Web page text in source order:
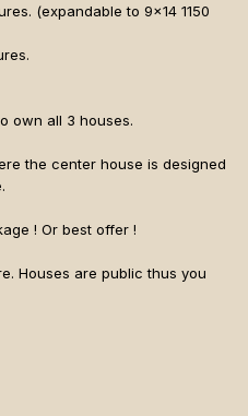
(expandable to 9x14 1150
own all 3 houses.
the center house is designed
! Or best offer !
Houses are public thus you